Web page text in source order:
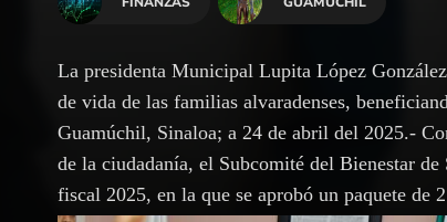
La presidenta Municipal Lupita López
de vida de las familias alvaradenses,
Guamúchil, Sinaloa; a 24 de abril del 2025.-
de la ciudadanía, el Subcomité del Bienestar
fiscal 2025, en la que se aprobó un paquete de